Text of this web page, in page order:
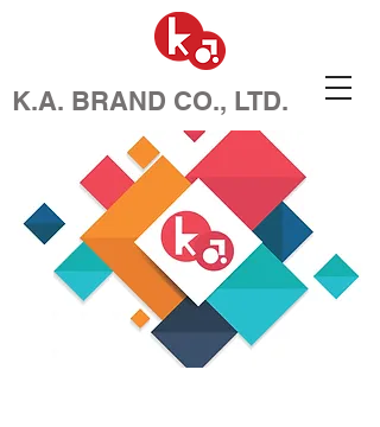
K.A. BRAND CO., LTD.